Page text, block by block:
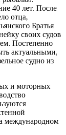
40 лет. После
отца,
Братья
своих судов
Постепенно
актуальными,
судно из
и моторных
международном